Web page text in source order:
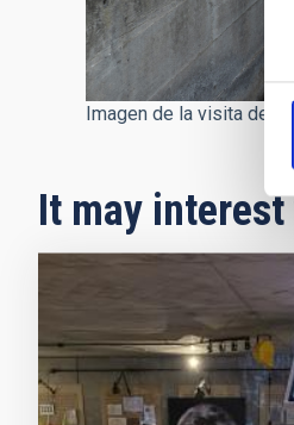
Imagen de la visita del
It may interest